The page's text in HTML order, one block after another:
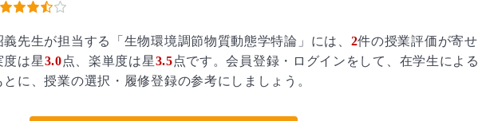
3.5
義先生が担当する「生物環境調節物質動態学特論」には、 2件の授業評価が寄せ
度は星3.0点、楽単度は星3.5点です。会員登録・ログインをして、在学生による
に、授業の選択・履修登録の参考にしましょう。